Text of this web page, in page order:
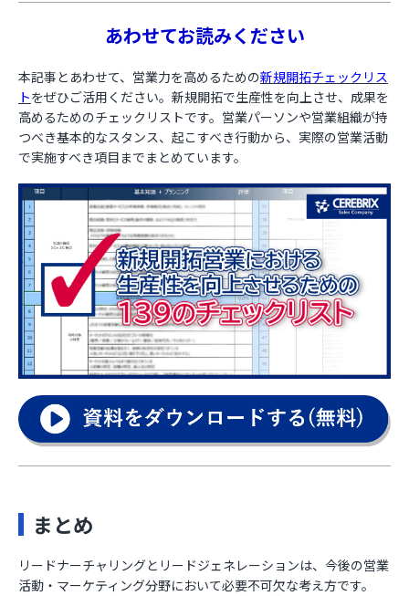
あわせてお読みください
本記事とあわせて、営業力を高めるための新規開拓チェックリス
トをぜひご活用ください。新規開拓で生産性を向上させ、成果を
高めるためのチェックリストです。営業パーソンや営業組織が持
つべき基本的なスタンス、起こすべき行動から、実際の営業活動
で実施すべき項目までまとめています。
まとめ
リードナーチャリングとリードジェネレーションは、今後の営業
活動・マーケティング分野において必要不可欠な考え方です。